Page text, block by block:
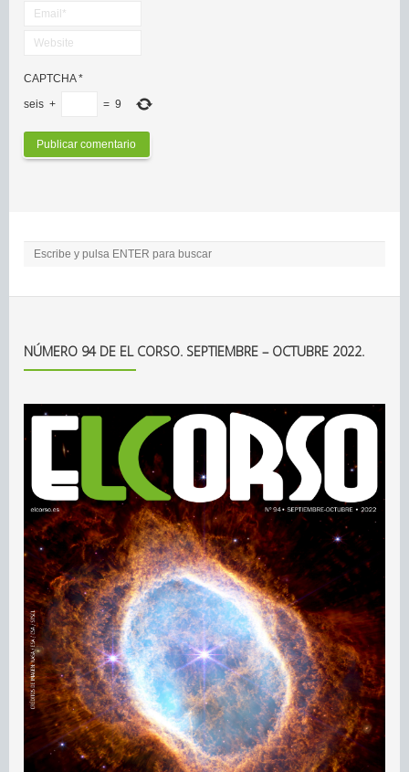
CAPTCHA*
seis + = 9
NÚMERO 94 DE EL CORSO. SEPTIEMBRE – OCTUBRE 2022.